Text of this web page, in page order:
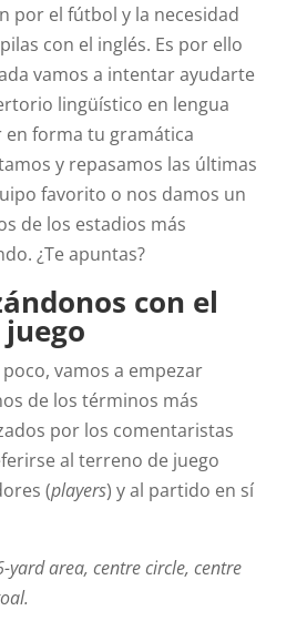
por el fútbol y la necesidad
con el inglés. Es por ello
vamos a intentar ayudarte
lingüístico en lengua
en forma tu gramática
y repasamos las últimas
favorito o nos damos un
de los estadios más
¿Te apuntas?
con el
vamos a empezar
de los términos más
por los comentaristas
al terreno de juego
(players) y al partido en sí
yard area, centre circle, centre